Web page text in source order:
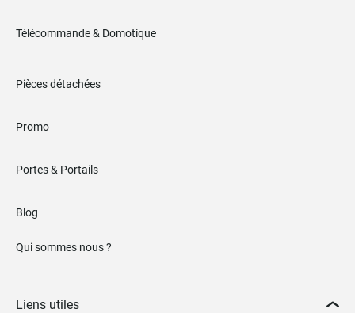
Télécommande & Domotique
Pièces détachées
Promo
Portes & Portails
Blog
Qui sommes nous ?
Liens utiles